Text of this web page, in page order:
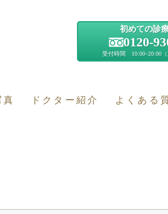
初めての診
0120-
受付時間 10:00~20:00（
ドクター紹介 よくある